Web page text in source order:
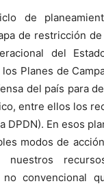
de
de restricción
del
Planes de
del país para
entre ellos los
DPDN). En esos
modos de
nuestros
convencional